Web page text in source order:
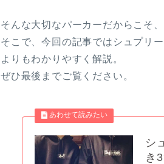
そんな大切なパーカーだからこそ
そこで、今回の記事ではシュプリ
よりもわかりやすく解説。
ぜひ最後までご覧ください。
シ
き